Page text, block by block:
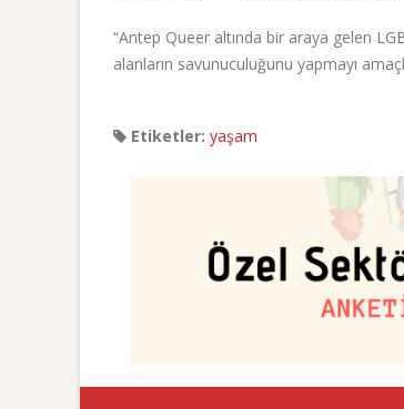
“Antep Queer altında bir araya gelen
alanların savunuculuğunu yapmayı
Etiketler: yaşam